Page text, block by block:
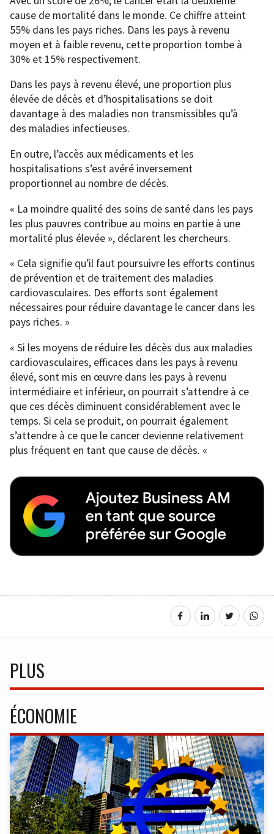
cause de mortalité dans le monde. Ce chiffre atteint
55% dans les pays riches. Dans les pays à revenu
moyen et à faible revenu, cette proportion tombe à
30% et 15% respectivement.
Dans les pays à revenu élevé, une proportion plus
élevée de décès et d’hospitalisations se doit
davantage à des maladies non transmissibles qu’à
des maladies infectieuses.
En outre, l’accès aux médicaments et les
hospitalisations s’est avéré inversement
proportionnel au nombre de décès.
« La moindre qualité des soins de santé dans les pays
les plus pauvres contribue au moins en partie à une
mortalité plus élevée », déclarent les chercheurs.
« Cela signifie qu’il faut poursuivre les efforts continus
de prévention et de traitement des maladies
cardiovasculaires. Des efforts sont également
nécessaires pour réduire davantage le cancer dans les
pays riches. »
« Si les moyens de réduire les décès dus aux maladies
cardiovasculaires, efficaces dans les pays à revenu
élevé, sont mis en œuvre dans les pays à revenu
intermédiaire et inférieur, on pourrait s’attendre à ce
que ces décès diminuent considérablement avec le
temps. Si cela se produit, on pourrait également
s’attendre à ce que le cancer devienne relativement
plus fréquent en tant que cause de décès. «
PLUS
ÉCONOMIE